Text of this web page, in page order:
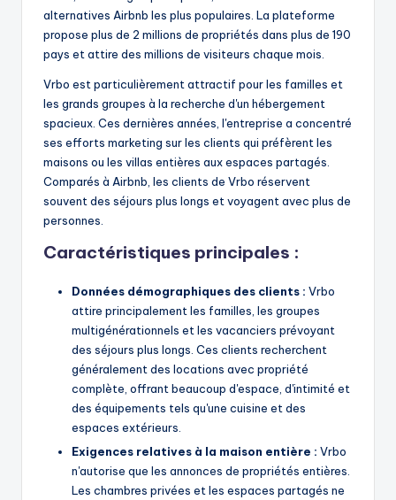
alternatives Airbnb les plus populaires. La plateforme
propose plus de 2 millions de propriétés dans plus de 190
pays et attire des millions de visiteurs chaque mois.
Vrbo est particulièrement attractif pour les familles et
les grands groupes à la recherche d'un hébergement
spacieux. Ces dernières années, l'entreprise a concentré
ses efforts marketing sur les clients qui préfèrent les
maisons ou les villas entières aux espaces partagés.
Comparés à Airbnb, les clients de Vrbo réservent
souvent des séjours plus longs et voyagent avec plus de
personnes.
Caractéristiques principales :
Données démographiques des clients : Vrbo
attire principalement les familles, les groupes
multigénérationnels et les vacanciers prévoyant
des séjours plus longs. Ces clients recherchent
généralement des locations avec propriété
complète, offrant beaucoup d'espace, d'intimité et
des équipements tels qu'une cuisine et des
espaces extérieurs.
Exigences relatives à la maison entière : Vrbo
n'autorise que les annonces de propriétés entières.
Les chambres privées et les espaces partagés ne